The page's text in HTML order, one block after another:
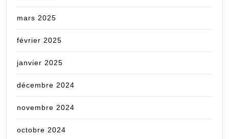
mars 2025
février 2025
janvier 2025
décembre 2024
novembre 2024
octobre 2024